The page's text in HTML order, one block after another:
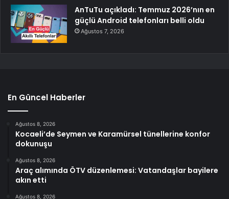
AnTuTu açıkladı: Temmuz 2026’nın en
güçlü Android telefonları belli oldu
Ağustos 7, 2026
En Güncel Haberler
Ağustos 8, 2026
Kocaeli’de Seymen ve Karamürsel tünellerine konfor
dokunuşu
Ağustos 8, 2026
Araç alımında ÖTV düzenlemesi: Vatandaşlar bayilere
akın etti
Ağustos 8, 2026